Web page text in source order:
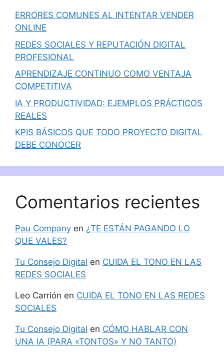
ERRORES COMUNES AL INTENTAR VENDER
ONLINE
REDES SOCIALES Y REPUTACIÓN DIGITAL
PROFESIONAL
APRENDIZAJE CONTINUO COMO VENTAJA
COMPETITIVA
IA Y PRODUCTIVIDAD: EJEMPLOS PRÁCTICOS
REALES
KPIS BÁSICOS QUE TODO PROYECTO DIGITAL
DEBE CONOCER
Comentarios recientes
Pau Company en ¿TE ESTÁN PAGANDO LO
QUE VALES?
Tu Consejo Digital en CUIDA EL TONO EN LAS
REDES SOCIALES
Leo Carrión en CUIDA EL TONO EN LAS REDES
SOCIALES
Tu Consejo Digital en CÓMO HABLAR CON
UNA IA (PARA «TONTOS» Y NO TANTO)